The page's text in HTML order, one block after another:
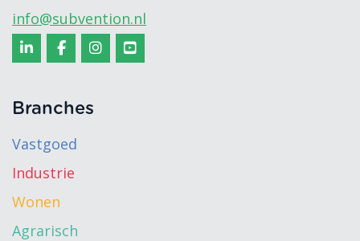
info@subvention.nl
Branches
Vastgoed
Industrie
Wonen
Agrarisch